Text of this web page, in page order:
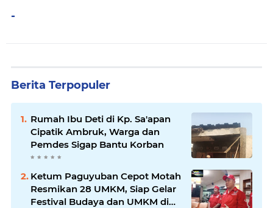
-
Berita Terpopuler
Rumah Ibu Deti di Kp. Sa'apan
Cipatik Ambruk, Warga dan
Pemdes Sigap Bantu Korban
Ketum Paguyuban Cepot Motah
Resmikan 28 UMKM, Siap Gelar
Festival Budaya dan UMKM di